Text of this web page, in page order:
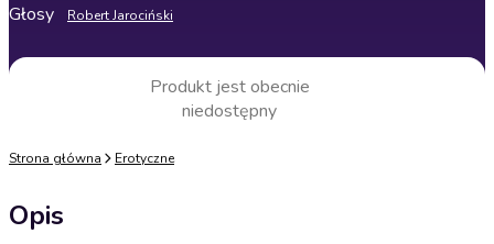
Głosy Robert Jarociński
Produkt jest obecnie
niedostępny
Strona główna Erotyczne
Opis